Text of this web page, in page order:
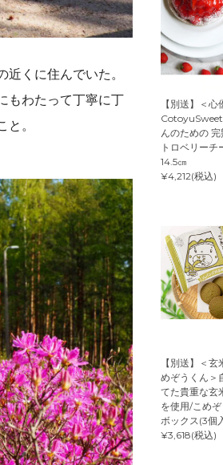
くに住んでいた。
もわたって丁寧に丁
。
【別送】＜心
んのための
トロベリーチ
14.5㎝
¥4,212(税込)
【別送】＜玄
めぞうくん＞
てた貴重な玄
を使用/こめ
ボックス(3個
¥3,618(税込)